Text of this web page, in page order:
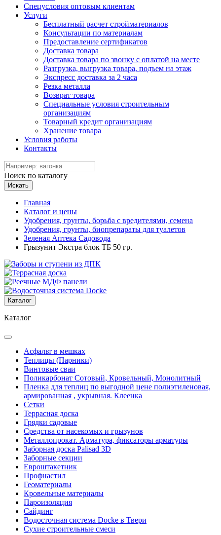
Спецусловия оптовым клиентам
Услуги
Бесплатный расчет стройматериалов
Консультации по материалам
Предоставление сертификатов
Доставка товара
Доставка товара по звонку с оплатой на месте
Разгрузка, выгрузка товара, подъем на этаж
Экспресс доставка за 2 часа
Резка металла
Возврат товара
Специальные условия строительным
организациям
Товарный кредит организациям
Хранение товара
Условия работы
Контакты
Поиск по каталогу
Искать
Главная
Каталог и цены
Удобрения, грунты, борьба с вредителями, семена
Удобрения, грунты, биопрепараты для туалетов
Зеленая Аптека Садовода
Грызунит Экстра блок ТБ 50 гр.
Каталог
Каталог
Асфальт в мешках
Теплицы (Парники)
Винтовые сваи
Поликарбонат Сотовый, Кровельный, Монолитный
Пленка для теплиц по выгодной цене полиэтиленовая,
армированная , укрывная. Клеенка
Сетки
Террасная доска
Грядки садовые
Средства от насекомых и грызунов
Металлопрокат. Арматура, фиксаторы арматуры
Заборная доска Palisad 3D
Заборные секции
Евроштакетник
Профнастил
Геоматериалы
Кровельные материалы
Пароизоляция
Сайдинг
Водосточная система Docke в Твери
Сухие строительные смеси